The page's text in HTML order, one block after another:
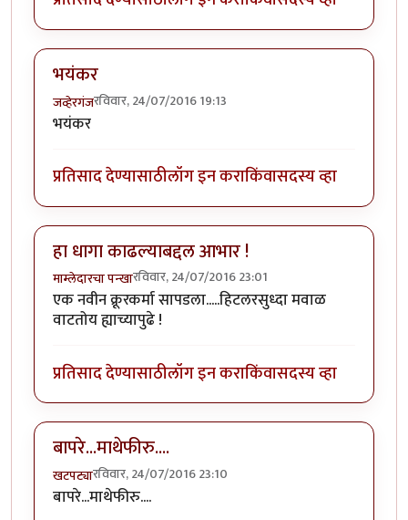
भयंकर
जव्हेरगंजरविवार, 24/07/2016 19:13
भयंकर
प्रतिसाद देण्यासाठीलॉग इन कराकिंवासदस्य व्हा
हा धागा काढल्याबद्दल आभार !
माम्लेदारचा पन्खारविवार, 24/07/2016 23:01
एक नवीन क्रूरकर्मा सापडला.....हिटलरसुध्दा मवाळ
वाटतोय ह्याच्यापुढे !
प्रतिसाद देण्यासाठीलॉग इन कराकिंवासदस्य व्हा
बापरे...माथेफीरु....
खटपट्यारविवार, 24/07/2016 23:10
बापरे...माथेफीरु....